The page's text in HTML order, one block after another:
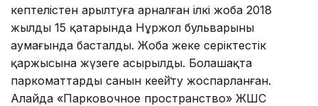
кептелістен арылтуға арналған ілкі жоба 2018
жылдың 15 қаңтарында Нұржол бульварының
аумағында басталды. Жоба жеке серіктестік
қаржысына жүзеге асырылды. Болашақта
паркоматтардың санын кеңей̆ту жоспарланған.
Алайда «Парковочное пространство» ЖШС